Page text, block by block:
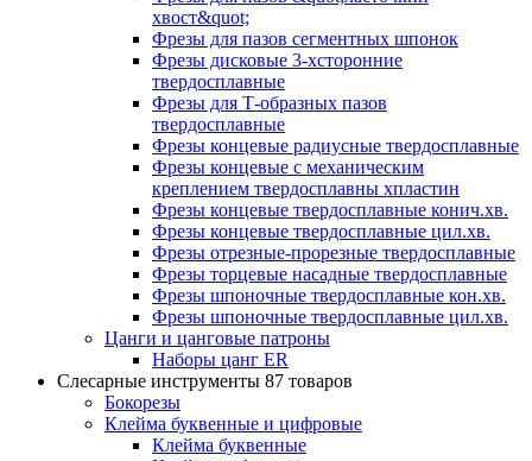
хвост&quot;
Фрезы для пазов сегментных шпонок
Фрезы дисковые 3-хсторонние
твердосплавные
Фрезы для Т-образных пазов
твердосплавные
Фрезы концевые радиусные твердосплавные
Фрезы концевые с механическим
креплением твердосплавны хпластин
Фрезы концевые твердосплавные конич.хв.
Фрезы концевые твердосплавные цил.хв.
Фрезы отрезные-прорезные твердосплавные
Фрезы торцевые насадные твердосплавные
Фрезы шпоночные твердосплавные кон.хв.
Фрезы шпоночные твердосплавные цил.хв.
Цанги и цанговые патроны
Наборы цанг ER
Слесарные инструменты 87 товаров
Бокорезы
Клейма буквенные и цифровые
Клейма буквенные